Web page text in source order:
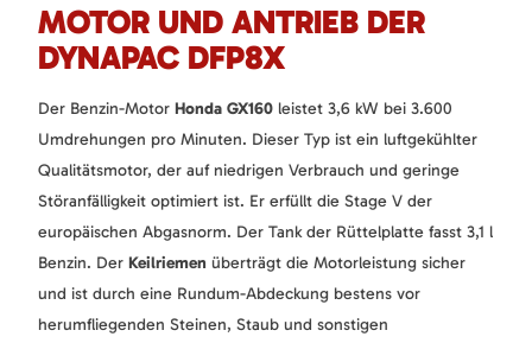
MOTOR UND ANTRIEB DER
DYNAPAC DFP8X
Der Benzin-Motor Honda GX160 leistet 3,6 kW bei 3.600
Umdrehungen pro Minuten. Dieser Typ ist ein luftgekühlter
Qualitätsmotor, der auf niedrigen Verbrauch und geringe
Störanfälligkeit optimiert ist. Er erfüllt die Stage V der
europäischen Abgasnorm. Der Tank der Rüttelplatte fasst 3,1 l
Benzin. Der Keilriemen überträgt die Motorleistung sicher
und ist durch eine Rundum-Abdeckung bestens vor
herumfliegenden Steinen, Staub und sonstigen